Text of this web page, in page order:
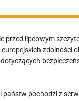
przed lipcowym
zdolności
państw pochodzi z